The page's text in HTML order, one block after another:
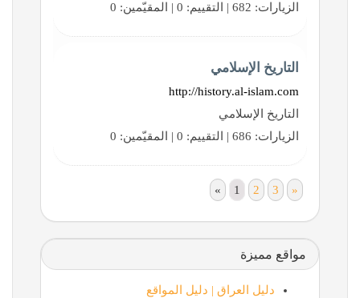
الزيارات: 682 | التقييم: 0 | المقيّمين: 0
التاريخ الإسلامي
http://history.al-islam.com
التاريخ الإسلامي
الزيارات: 686 | التقييم: 0 | المقيّمين: 0
« 1 2 3 »
مواقع مميزة
دليل العراق | دليل المواقع